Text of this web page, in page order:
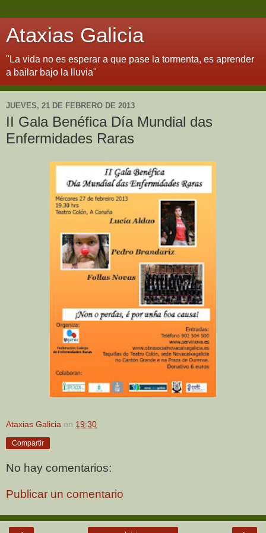
Ataxias Galicia
"La vida no es esperar a que pase la tormenta, es aprender
a bailar bajo la lluvia"
JUEVES, 21 DE FEBRERO DE 2013
II Gala Benéfica Día Mundial das
Enfermidades Raras
Ataxias Galicia en 19:30
Compartir
No hay comentarios:
Publicar un comentario